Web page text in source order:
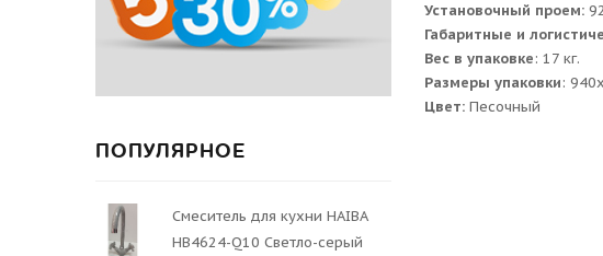
Установочный проем:
Габаритные и
Вес в упаковке: 17 кг.
Размеры упаковки:
Цвет:Песочный
ПОПУЛЯРНОЕ
Смеситель для кухни HAIBA
HB4624-Q10 Светло-серый